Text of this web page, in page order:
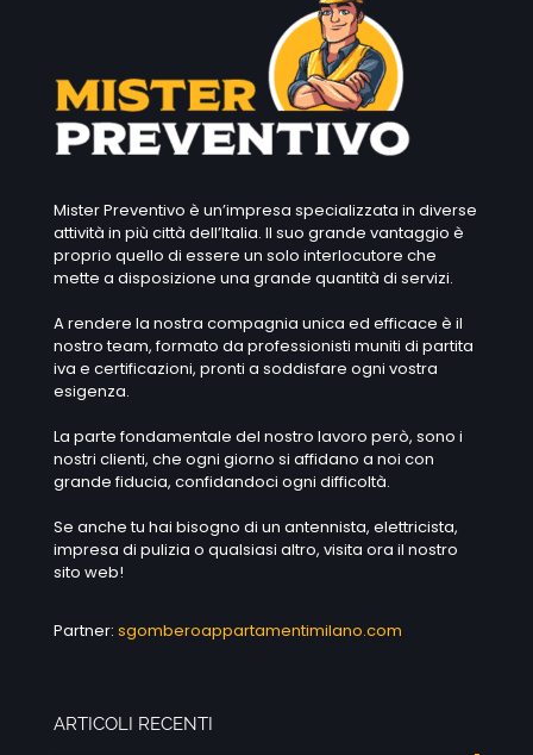
Mister Preventivo è un’impresa specializzata in diverse
attività in più città dell’Italia. Il suo grande vantaggio è
proprio quello di essere un solo interlocutore che
mette a disposizione una grande quantità di servizi.
A rendere la nostra compagnia unica ed efficace è il
nostro team, formato da professionisti muniti di partita
iva e certificazioni, pronti a soddisfare ogni vostra
esigenza.
La parte fondamentale del nostro lavoro però, sono i
nostri clienti, che ogni giorno si affidano a noi con
grande fiducia, confidandoci ogni difficoltà.
Se anche tu hai bisogno di un antennista, elettricista,
impresa di pulizia o qualsiasi altro, visita ora il nostro
sito web!
Partner: sgomberoappartamentimilano.com
ARTICOLI RECENTI